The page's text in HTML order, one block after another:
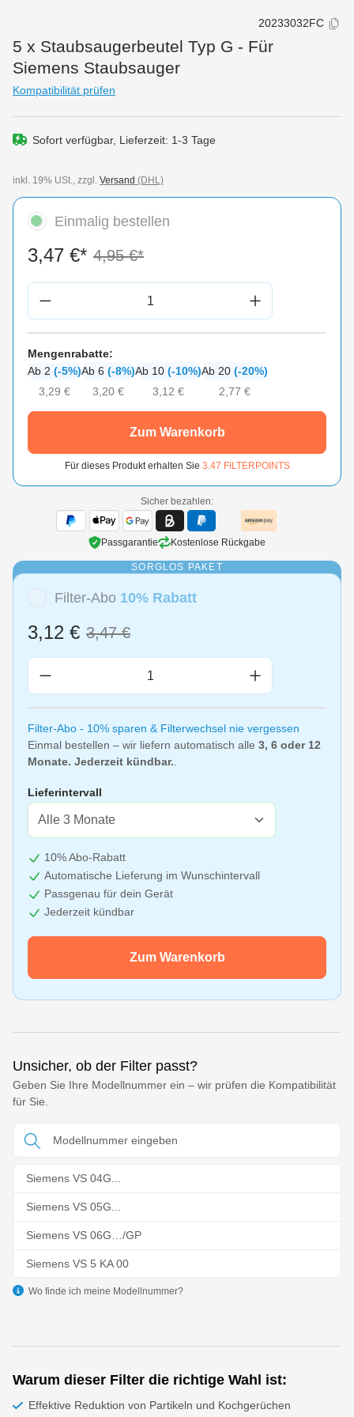
20233032FC
5 x Staubsaugerbeutel Typ G - Für
Siemens Staubsauger
Kompatibilität prüfen
Sofort verfügbar, Lieferzeit: 1-3 Tage
inkl. 19% USt., zzgl. Versand (DHL)
Einmalig bestellen
Produkt Anzahl: Gib den gewünschten
3,47 €* 4,95 €*
Mengenrabatte:
Ab 2 (-5%)
3,29 €
Ab 6 (-8%)
3,20 €
Ab 10 (-10%)
3,12 €
Ab 20 (-20%)
2,77 €
Zum Warenkorb
Für dieses Produkt erhalten Sie 3.47 FILTERPOINTS
Sicher bezahlen:
Passgarantie Kostenlose Rückgabe
SORGLOS PAKET
Filter-Abo 10% Rabatt
Produkt Anzahl: Gib den gewünschten
3,12 € 3,47 €
Filter-Abo - 10% sparen & Filterwechsel nie vergessen
Einmal bestellen – wir liefern automatisch alle 3, 6 oder 12
Monate. Jederzeit kündbar.
Lieferintervall
10% Abo-Rabatt
Automatische Lieferung im Wunschintervall
Passgenau für dein Gerät
Jederzeit kündbar
Zum Warenkorb
Unsicher, ob der Filter passt?
Geben Sie Ihre Modellnummer ein – wir prüfen die Kompatibilität
für Sie.
Siemens VS 04G...
Siemens VS 05G...
Siemens VS 06G…/GP
Siemens VS 5 KA 00
Siemens VS 5A 1000...9999
Siemens VS 5E 2000…2999
Siemens VS 32A00...33A99
Siemens VS 32B00...33B99
Wo finde ich meine Modellnummer?
Warum dieser Filter die richtige Wahl ist:
Effektive Reduktion von Partikeln und Kochgerüchen